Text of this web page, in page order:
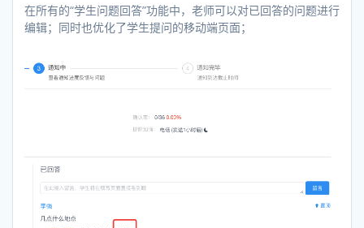
在所有的“学生问题回答”功能中，老师可以对已回答的问题进行
编辑；同时也优化了学生提问的移动端页面；